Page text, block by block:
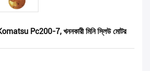
Pc200-7, খননকারী মিনি স্লিউ মোটর